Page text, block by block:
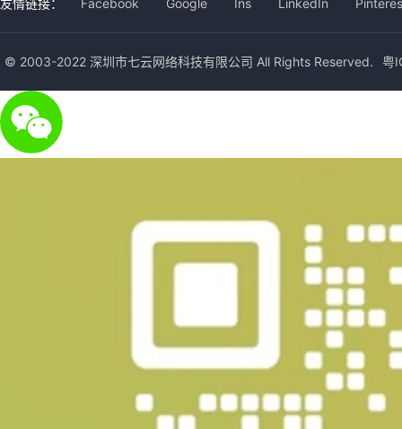
© 2003-2022 深圳市七云网络科技有限公司 All Rights Reserved. 粤